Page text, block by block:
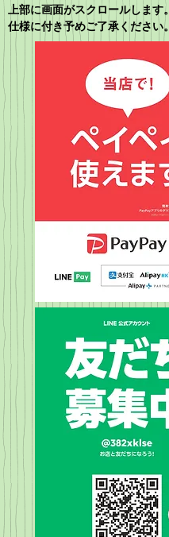
上部に画面がスクロールします。
​​仕様に付き予めご了承ください。